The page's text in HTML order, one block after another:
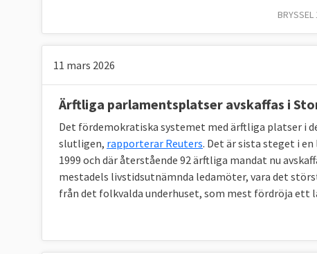
11 mars 2026
Ärftliga parlamentsplatser avskaffas i
Det fördemokratiska systemet med ärftliga platser i
slutligen, rapporterar Reuters. Det är sista steget i
1999 och där återstående 92 ärftliga mandat nu
mestadels livstidsutnämnda ledamöter, vara det
från det folkvalda underhuset, som mest fördröja ett